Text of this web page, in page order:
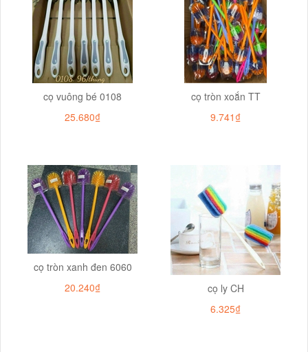
cọ vuông bé 0108
25.680₫
cọ tròn xoắn TT
9.741₫
cọ tròn xanh đen 6060
20.240₫
cọ ly CH
6.325₫